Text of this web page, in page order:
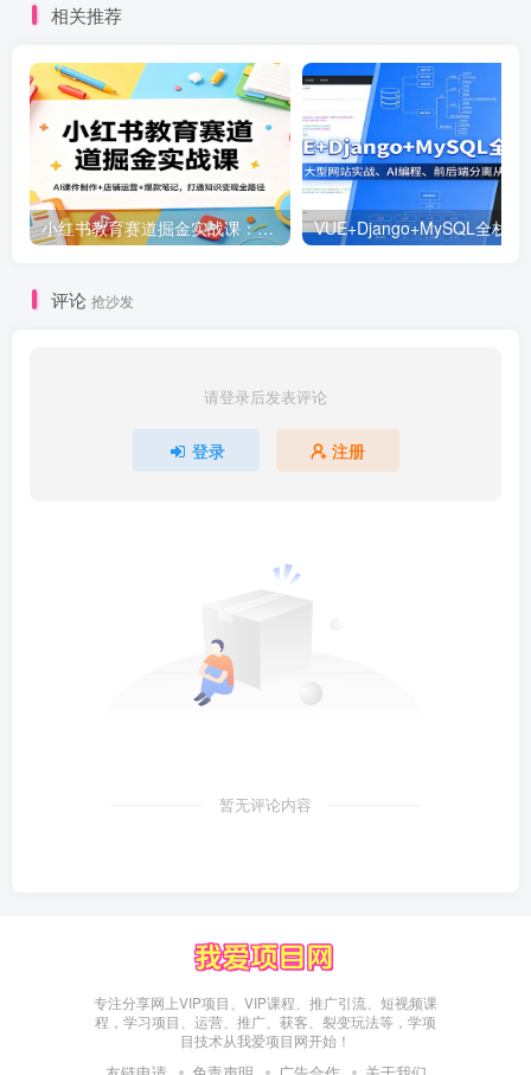
相关推荐
小红书教育赛道掘金实战课：AI课件制作+店铺运营+爆款笔记，打通知识变现全路径
评论 抢沙发
请登录后发表评论
登录 注册
暂无评论内容
专注分享网上VIP项目、VIP课程、推广引流、短视频课
程，学习项目、运营、推广、获客、裂变玩法等，学项
目技术从我爱项目网开始！